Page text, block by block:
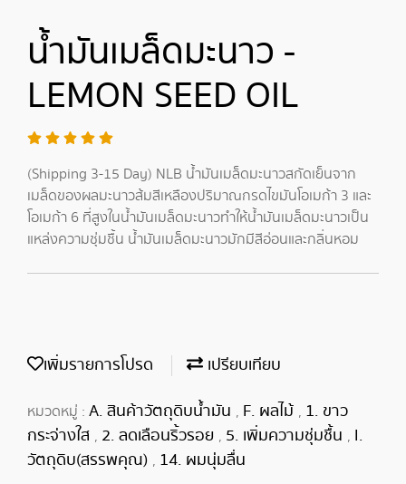
น้ำมันเมล็ดมะนาว -
LEMON SEED OIL
(Shipping 3-15 Day) NLB น้ำมันเมล็ดมะนาวสกัดเย็นจาก
เมล็ดของผลมะนาวส้มสีเหลืองปริมาณกรดไขมันโอเมก้า 3 และ
โอเมก้า 6 ที่สูงในน้ำมันเมล็ดมะนาวทำให้น้ำมันเมล็ดมะนาวเป็น
แหล่งความชุ่มชื้น น้ำมันเมล็ดมะนาวมักมีสีอ่อนและกลิ่นหอม
เพิ่มรายการโปรด เปรียบเทียบ
หมวดหมู่ : A. สินค้าวัตถุดิบน้ำมัน , F. ผลไม้ , 1. ขาว
กระจ่างใส , 2. ลดเลือนริ้วรอย , 5. เพิ่มความชุ่มชื้น , I.
วัตถุดิบ(สรรพคุณ) , 14. ผมนุ่มลื่น